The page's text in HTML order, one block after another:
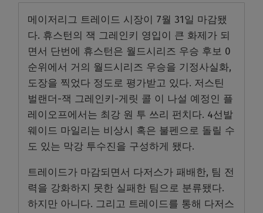
메이저리그 트레이드 시장이 7월 31일 마감됐
다. 휴스턴의 잭 그레인키 영입이 큰 화제가 되
면서 단번에 휴스턴은 월드시리즈 우승 후보 0
순위에서 거의 월드시리즈 우승을 기정사실화,
도장을 찍었다 정도로 평가받고 있다. 저스틴
벌랜더-잭 그레인키-게릿 콜 이 나설 예정인 플
레이오프에서는 최강 원 투 쓰리 펀치다. 4선발
웨이드 마일리는 비상시 혹은 불펜으로 돌릴 수
도 있는 막강 투수진을 구성하게 됐다.
트레이드가 마감되면서 다저스가 패배한, 팀 전
력을 강화하지 못한 실패한 팀으로 분류됐다.
하지만 아니다. 그리고 트레이드를 통해 다저스